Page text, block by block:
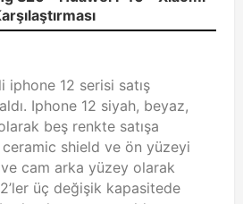
iphone 12 serisi satış
Iphone 12 siyah, beyaz,
beş renkte satışa
ceramic shield ve ön yüzeyi
cam arka yüzey olarak
üç değişik kapasitede